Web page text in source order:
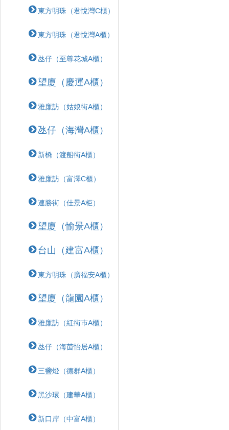
東方明珠（君悅灣C櫃）
東方明珠（君悅灣A櫃）
氹仔（至尊花城A櫃）
望廈（慶運A櫃）
雅廉訪（姑娘街A櫃）
氹仔（海灣A櫃）
新橋（渡船街A櫃）
雅廉訪（富澤C櫃）
連勝街（佳景A柜）
望廈（愉景A櫃）
台山（建富A櫃）
東方明珠（廣福安A櫃）
望廈（龍園A櫃）
雅廉訪（紅街巿A櫃）
氹仔（海茵怡居A櫃）
三盞燈（德群A櫃）
黑沙環（建華A櫃）
新口岸（中富A櫃）